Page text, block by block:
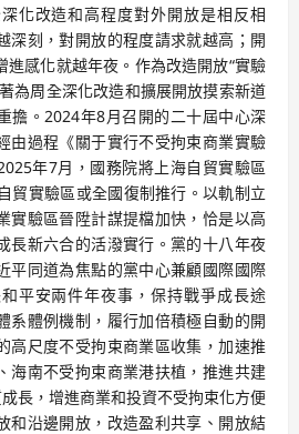
化改造和高程度對外開放是相反相
深刻，對開放的程度請求就越高；開
進感化就越年夜。作為改造開放“實驗
為周全深化改造和擴展開放摸索新道
擔。2024年8月召開的二十屆中心深
由過程《關于實行不受拘束商業實驗
年7月，國務院將上海自貿實驗區
貿實驗區或全國復制推行。以軌制立
實驗區晉陞計謀提檔加快，恰是以高
長新六合的活潑實行。黨的十八年夜
平同道為焦點的黨中心兼顧國際國際
平安兩件年夜事，保持戰爭成長途
系體例機制，履行加倍積極自動的開
高尺度不受拘束商業區收集，加速推
海南不受拘束商業港扶植，推進共建
長，增進商業和投資不受拘束化方便
和沿邊開放，改造盈利共享、開放結